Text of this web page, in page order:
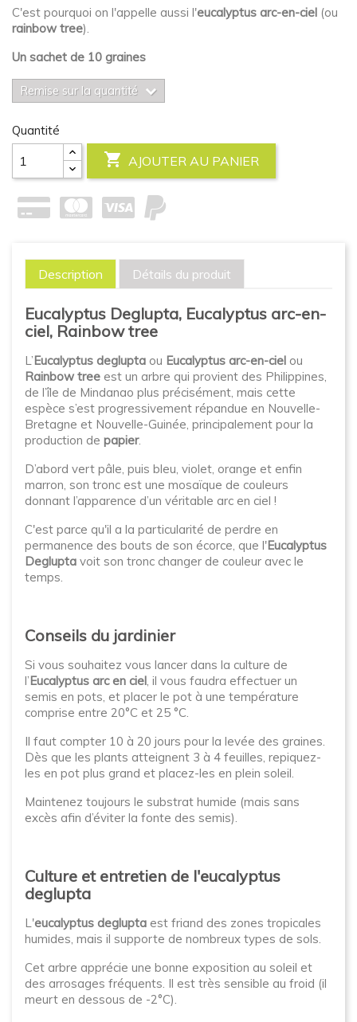
C'est pourquoi on l'appelle aussi l'eucalyptus arc-en-ciel (ou
rainbow tree).
Un sachet de 10 graines
Remise sur la quantité
Quantité
 AJOUTER AU PANIER
Description Détails du produit
Eucalyptus Deglupta, Eucalyptus arc-en-
ciel, Rainbow tree
L’Eucalyptus deglupta ou Eucalyptus arc-en-ciel ou
Rainbow tree est un arbre qui provient des Philippines,
de l’île de Mindanao plus précisément, mais cette
espèce s’est progressivement répandue en Nouvelle-
Bretagne et Nouvelle-Guinée, principalement pour la
production de papier.
D’abord vert pâle, puis bleu, violet, orange et enfin
marron, son tronc est une mosaïque de couleurs
donnant l’apparence d’un véritable arc en ciel !
C'est parce qu'il a la particularité de perdre en
permanence des bouts de son écorce, que l'Eucalyptus
Deglupta voit son tronc changer de couleur avec le
temps.
Conseils du jardinier
Si vous souhaitez vous lancer dans la culture de
l’Eucalyptus arc en ciel, il vous faudra effectuer un
semis en pots, et placer le pot à une température
comprise entre 20°C et 25 °C.
Il faut compter 10 à 20 jours pour la levée des graines.
Dès que les plants atteignent 3 à 4 feuilles, repiquez-
les en pot plus grand et placez-les en plein soleil.
Maintenez toujours le substrat humide (mais sans
excès afin d’éviter la fonte des semis).
Culture et entretien de l'eucalyptus
deglupta
L'eucalyptus deglupta est friand des zones tropicales
humides, mais il supporte de nombreux types de sols.
Cet arbre apprécie une bonne exposition au soleil et
des arrosages fréquents. Il est très sensible au froid (il
meurt en dessous de -2°C).